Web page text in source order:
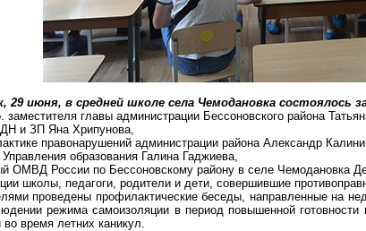
29 июня, в средней школе села Чемодановка состоялось
заместителя главы администрации Бессоновского района
и ЗП Яна Хрипунова,
правонарушений администрации района Александр
образования Галина Гаджиева,
ОМВД России по Бессоновскому району в селе Чемодановка
школы, педагоги, родители и дети, совершившие
проведены профилактические беседы, направленные на
режима самоизоляции в период повышенной готовности
время летних каникул.